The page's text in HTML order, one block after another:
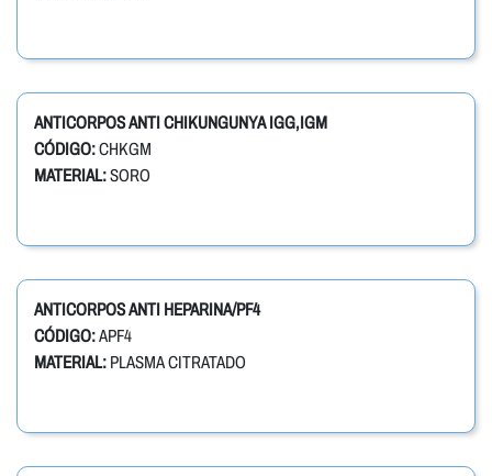
ANTICORPOS ANTI CHIKUNGUNYA IGG,IGM
CÓDIGO:CHKGM
MATERIAL:SORO
ANTICORPOS ANTI HEPARINA/PF4
CÓDIGO:APF4
MATERIAL: PLASMA CITRATADO